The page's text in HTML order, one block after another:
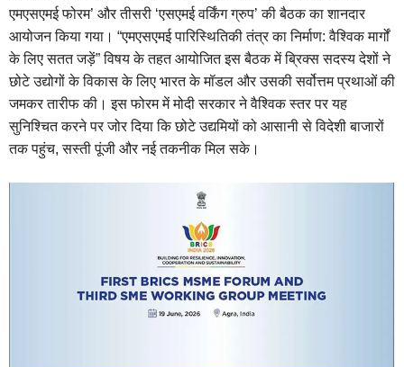
एमएसएमई फोरम’ और तीसरी ‘एसएमई वर्किंग ग्रुप’ की बैठक का शानदार
आयोजन किया गया। “एमएसएमई पारिस्थितिकी तंत्र का निर्माण: वैश्विक मार्गों
के लिए सतत जड़ें” विषय के तहत आयोजित इस बैठक में ब्रिक्स सदस्य देशों ने
छोटे उद्योगों के विकास के लिए भारत के मॉडल और उसकी सर्वोत्तम प्रथाओं की
जमकर तारीफ की। इस फोरम में मोदी सरकार ने वैश्विक स्तर पर यह
सुनिश्चित करने पर जोर दिया कि छोटे उद्यमियों को आसानी से विदेशी बाजारों
तक पहुंच, सस्ती पूंजी और नई तकनीक मिल सके।